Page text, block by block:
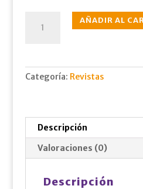
nov.,
AÑADIR AL
Categoría: Revistas
Descripción
Valoraciones (0)
Descripción